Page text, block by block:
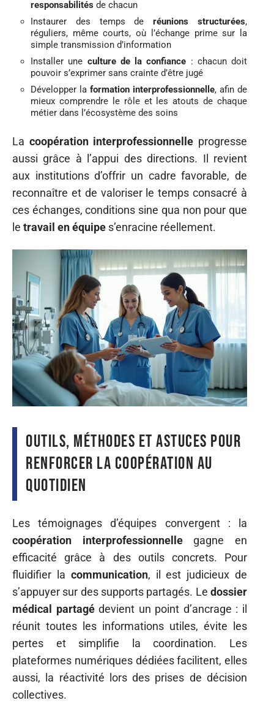
responsabilités de chacun
Instaurer des temps deréunions structurées,
réguliers, même courts, où l’échange prime sur la
simple transmission d’information
Installer une culture de la confiance : chacun doit
pouvoir s’exprimer sans crainte d’être jugé
Développer la formation interprofessionnelle, afin de
mieux comprendre le rôle et les atouts de chaque
métier dans l’écosystème des soins
La coopération interprofessionnelle progresse
aussi grâce à l’appui des directions. Il revient
aux institutions d’offrir un cadre favorable, de
reconnaître et de valoriser le temps consacré à
ces échanges, conditions sine qua non pour que
le travail en équipe s’enracine réellement.
Outils, méthodes et astuces pour
renforcer la coopération au
quotidien
Les témoignages d’équipes convergent : la
coopération interprofessionnellegagne en
efficacité grâce à des outils concrets. Pour
fluidifier la communication, il est judicieux de
s’appuyer sur des supports partagés. Le dossier
médical partagédevient un point d’ancrage : il
réunit toutes les informations utiles, évite les
pertes et simplifie la coordination. Les
plateformes numériques dédiées facilitent, elles
aussi, la réactivité lors des prises de décision
collectives.